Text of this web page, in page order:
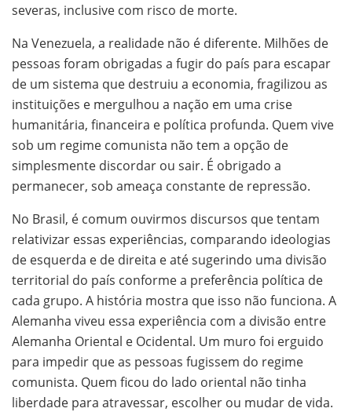
severas, inclusive com risco de morte.
Na Venezuela, a realidade não é diferente. Milhões de
pessoas foram obrigadas a fugir do país para escapar
de um sistema que destruiu a economia, fragilizou as
instituições e mergulhou a nação em uma crise
humanitária, financeira e política profunda. Quem vive
sob um regime comunista não tem a opção de
simplesmente discordar ou sair. É obrigado a
permanecer, sob ameaça constante de repressão.
No Brasil, é comum ouvirmos discursos que tentam
relativizar essas experiências, comparando ideologias
de esquerda e de direita e até sugerindo uma divisão
territorial do país conforme a preferência política de
cada grupo. A história mostra que isso não funciona. A
Alemanha viveu essa experiência com a divisão entre
Alemanha Oriental e Ocidental. Um muro foi erguido
para impedir que as pessoas fugissem do regime
comunista. Quem ficou do lado oriental não tinha
liberdade para atravessar, escolher ou mudar de vida.